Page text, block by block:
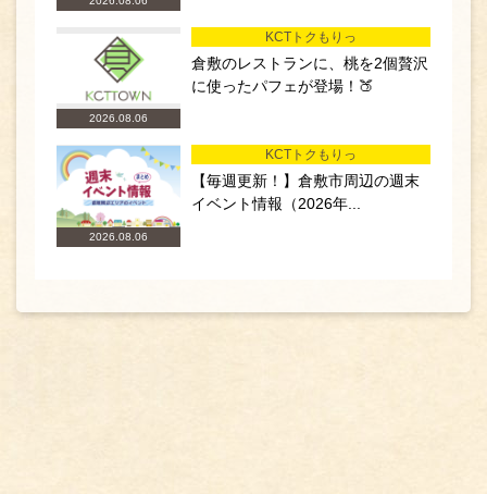
2026.08.06
KCTトクもりっ
倉敷のレストランに、桃を2個贅沢
に使ったパフェが登場！🍑
2026.08.06
KCTトクもりっ
【毎週更新！】倉敷市周辺の週末
イベント情報（2026年...